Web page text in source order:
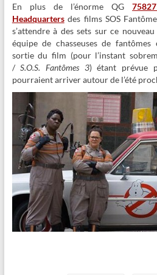
En plus de l’énorme QG
Headquarters des films SOS
s’attendre à des sets sur ce
équipe de chasseuses de
sortie du film (pour l’instant
/S.O.S. Fantômes 3) étant prévue
pourraient arriver autour de l’été